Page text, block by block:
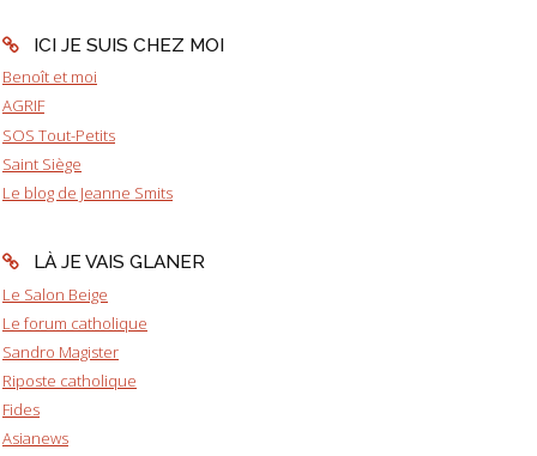
ICI JE SUIS CHEZ MOI
Benoît et moi
AGRIF
SOS Tout-Petits
Saint Siège
Le blog de Jeanne Smits
LÀ JE VAIS GLANER
Le Salon Beige
Le forum catholique
Sandro Magister
Riposte catholique
Fides
Asianews